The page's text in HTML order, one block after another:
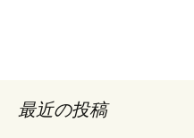
最近の投稿